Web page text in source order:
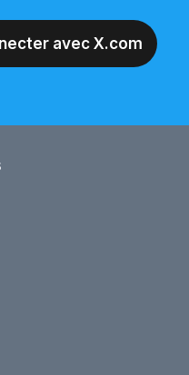
avec X.com